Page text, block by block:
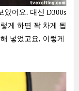
았어요. 대신 D300s
게 하면 꽉 차게 됩
넣었고요, 이렇게